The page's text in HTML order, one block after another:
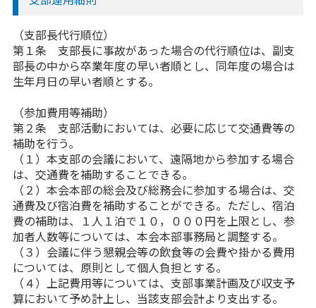
（支部長代行順位）
第１条 支部長に事故があった場合の代行順位は、副支
部長の中から卒業年度の早い者順とし、同年度の場合は
生年月日の早い者順とする。
（参加費用等補助）
第２条 支部活動においては、必要に応じて交通費等の
補助を行う。
（１）本支部の会議において、遠隔地から参加する場合
は、交通費を補助することできる。
（２）本会本部の総会及び総務会に参加する場合は、交
通費及び宿泊費を補助することができる。ただし、宿泊
費の補助は、１人１泊で１０，０００円を上限とし、参
加者人数等については、本会本部事務局と調整する。
（３）会議に伴う懇親会等の飲食等の会費や掛かる費用
については、原則として個人負担とする。
（４）上記費用等については、支部事業計画及び収支予
算において予め計上し、当該支部会計より支出する。